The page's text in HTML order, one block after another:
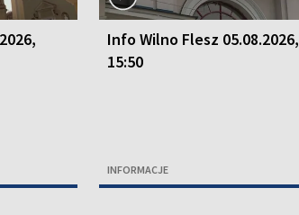
Info Wilno Flesz 05.08.2026,
15:50
INFORMACJE